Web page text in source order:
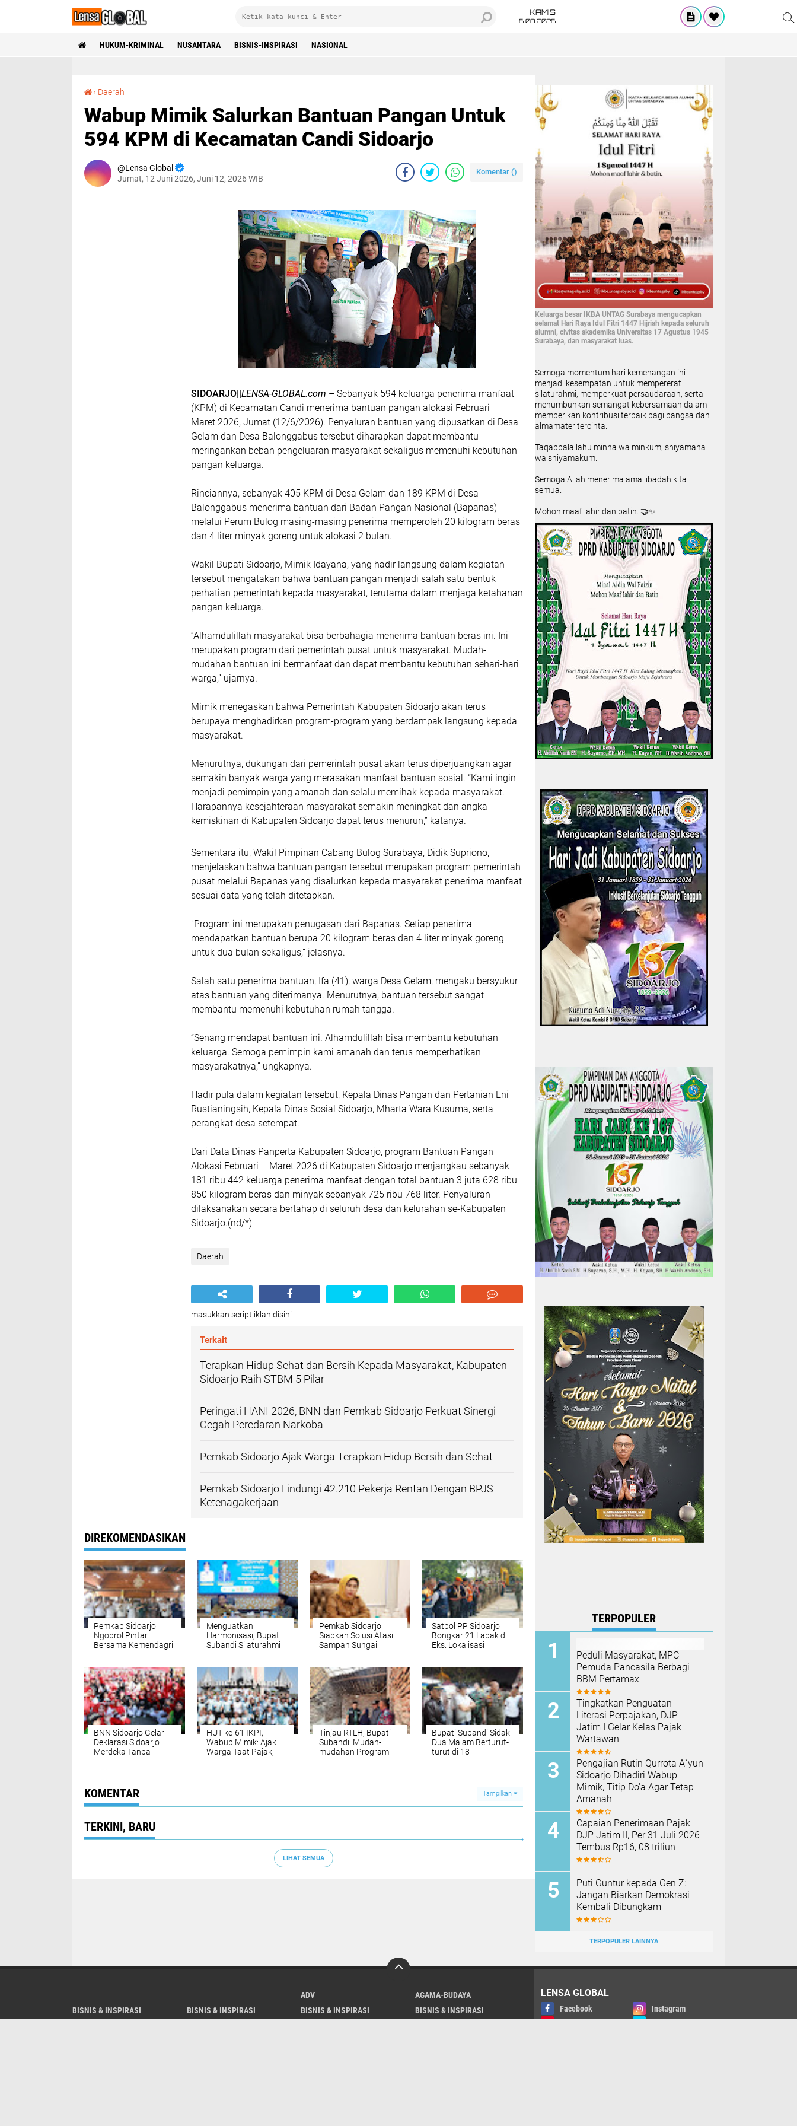
KAMIS
6 08 2026
HUKUM-KRIMINAL NUSANTARA BISNIS-INSPIRASI NASIONAL
› Daerah
Wabup Mimik Salurkan Bantuan Pangan Untuk
594 KPM di Kecamatan Candi Sidoarjo
Lensa Global
Jumat, 12 Juni 2026, Juni 12, 2026 WIB
Komentar ()
SIDOARJO||LENSA-GLOBAL.com – Sebanyak 594 keluarga penerima manfaat
(KPM) di Kecamatan Candi menerima bantuan pangan alokasi Februari –
Maret 2026, Jumat (12/6/2026). Penyaluran bantuan yang dipusatkan di Desa
Gelam dan Desa Balonggabus tersebut diharapkan dapat membantu
meringankan beban pengeluaran masyarakat sekaligus memenuhi kebutuhan
pangan keluarga.
Rinciannya, sebanyak 405 KPM di Desa Gelam dan 189 KPM di Desa
Balonggabus menerima bantuan dari Badan Pangan Nasional (Bapanas)
melalui Perum Bulog masing-masing penerima memperoleh 20 kilogram beras
dan 4 liter minyak goreng untuk alokasi 2 bulan.
Wakil Bupati Sidoarjo, Mimik Idayana, yang hadir langsung dalam kegiatan
tersebut mengatakan bahwa bantuan pangan menjadi salah satu bentuk
perhatian pemerintah kepada masyarakat, terutama dalam menjaga ketahanan
pangan keluarga.
“Alhamdulillah masyarakat bisa berbahagia menerima bantuan beras ini. Ini
merupakan program dari pemerintah pusat untuk masyarakat. Mudah-
mudahan bantuan ini bermanfaat dan dapat membantu kebutuhan sehari-hari
warga,” ujarnya.
Mimik menegaskan bahwa Pemerintah Kabupaten Sidoarjo akan terus
berupaya menghadirkan program-program yang berdampak langsung kepada
masyarakat.
Menurutnya, dukungan dari pemerintah pusat akan terus diperjuangkan agar
semakin banyak warga yang merasakan manfaat bantuan sosial. “Kami ingin
menjadi pemimpin yang amanah dan selalu memihak kepada masyarakat.
Harapannya kesejahteraan masyarakat semakin meningkat dan angka
kemiskinan di Kabupaten Sidoarjo dapat terus menurun,” katanya.
Sementara itu, Wakil Pimpinan Cabang Bulog Surabaya, Didik Supriono,
menjelaskan bahwa bantuan pangan tersebut merupakan program pemerintah
pusat melalui Bapanas yang disalurkan kepada masyarakat penerima manfaat
sesuai data yang telah ditetapkan.
"Program ini merupakan penugasan dari Bapanas. Setiap penerima
mendapatkan bantuan berupa 20 kilogram beras dan 4 liter minyak goreng
untuk dua bulan sekaligus,” jelasnya.
Salah satu penerima bantuan, Ifa (41), warga Desa Gelam, mengaku bersyukur
atas bantuan yang diterimanya. Menurutnya, bantuan tersebut sangat
membantu memenuhi kebutuhan rumah tangga.
“Senang mendapat bantuan ini. Alhamdulillah bisa membantu kebutuhan
keluarga. Semoga pemimpin kami amanah dan terus memperhatikan
masyarakatnya,” ungkapnya.
Hadir pula dalam kegiatan tersebut, Kepala Dinas Pangan dan Pertanian Eni
Rustianingsih, Kepala Dinas Sosial Sidoarjo, Mharta Wara Kusuma, serta
perangkat desa setempat.
Dari Data Dinas Panperta Kabupaten Sidoarjo, program Bantuan Pangan
Alokasi Februari – Maret 2026 di Kabupaten Sidoarjo menjangkau sebanyak
181 ribu 442 keluarga penerima manfaat dengan total bantuan 3 juta 628 ribu
850 kilogram beras dan minyak sebanyak 725 ribu 768 liter. Penyaluran
dilaksanakan secara bertahap di seluruh desa dan kelurahan se-Kabupaten
Sidoarjo.(nd/*)
Daerah
masukkan script iklan disini
Terkait
Terapkan Hidup Sehat dan Bersih Kepada Masyarakat, Kabupaten
Sidoarjo Raih STBM 5 Pilar
Peringati HANI 2026, BNN dan Pemkab Sidoarjo Perkuat Sinergi
Cegah Peredaran Narkoba
Pemkab Sidoarjo Ajak Warga Terapkan Hidup Bersih dan Sehat
Pemkab Sidoarjo Lindungi 42.210 Pekerja Rentan Dengan BPJS
Ketenagakerjaan
DIREKOMENDASIKAN
Pemkab Sidoarjo
Ngobrol Pintar
Bersama Kemendagri
Menguatkan
Harmonisasi, Bupati
Subandi Silaturahmi
Sidoarjo
Pemkab Sidoarjo
Siapkan Solusi Atasi
Sampah Sungai
Satpol PP Sidoarjo
Bongkar 21 Lapak di
Eks. Lokalisasi
BNN Sidoarjo Gelar
Deklarasi Sidoarjo
Merdeka Tanpa
HUT ke-61 IKPI,
Wabup Mimik: Ajak
Warga Taat Pajak,
Tinjau RTLH, Bupati
Subandi: Mudah-
mudahan Program
Bupati Subandi Sidak
Dua Malam Berturut-
turut di 18
KOMENTAR Tampilkan
TERKINI, BARU
LIHAT SEMUA
Keluarga besar IKBA UNTAG Surabaya mengucapkan
selamat Hari Raya Idul Fitri 1447 Hijriah kepada seluruh
alumni, civitas akademika Universitas 17 Agustus 1945
Surabaya, dan masyarakat luas.
Semoga momentum hari kemenangan ini
menjadi kesempatan untuk mempererat
silaturahmi, memperkuat persaudaraan, serta
menumbuhkan semangat kebersamaan dalam
memberikan kontribusi terbaik bagi bangsa dan
almamater tercinta.
Taqabbalallahu minna wa minkum, shiyamana
wa shiyamakum.
Semoga Allah menerima amal ibadah kita
semua.
Mohon maaf lahir dan batin. 🤝✨
TERPOPULER
Peduli Masyarakat, MPC
Pemuda Pancasila Berbagi
BBM Pertamax
Tingkatkan Penguatan
Literasi Perpajakan, DJP
Jatim I Gelar Kelas Pajak
Wartawan
Pengajian Rutin Qurrota A`yun
Sidoarjo Dihadiri Wabup
Mimik, Titip Do'a Agar Tetap
Amanah
Capaian Penerimaan Pajak
DJP Jatim II, Per 31 Juli 2026
Tembus Rp16, 08 triliun
Puti Guntur kepada Gen Z:
Jangan Biarkan Demokrasi
Kembali Dibungkam
TERPOPULER LAINNYA
ADV
AGAMA-BUDAYA
BISNIS & INSPIRASI
BISNIS & INSPIRASI BISNIS & INSPIRASI
BISNIS & INSPIRASI
LENSA GLOBAL
Facebook
Instagram